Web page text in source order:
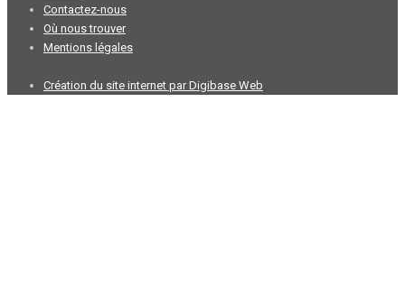
Contactez-nous
Où nous trouver
Mentions légales
Création du site internet par Digibase Web